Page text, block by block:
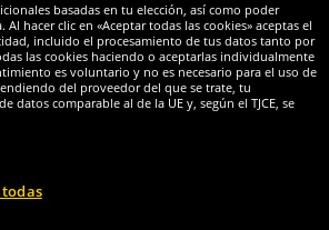
basadas en tu elección, así como poder
hacer clic en «Aceptar todas las cookies» aceptas el
incluido el procesamiento de tus datos tanto por
las cookies haciendo o aceptarlas individualmente
es voluntario y no es necesario para el uso de
del proveedor del que se trate, tu
comparable al de la UE y, según el TJCE, se
todas